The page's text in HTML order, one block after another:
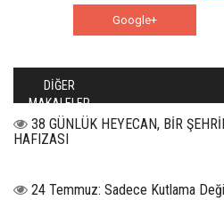
Google+
DİĞER
MAKALELER
38 GÜNLÜK HEYECAN, BİR
HAFIZASI
24 Temmuz: Sadece Kutlama